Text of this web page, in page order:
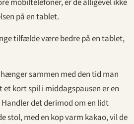
mobiltelefoner, er de alligevel ikke
på en tablet.
tilfælde være bedre på en tablet,
sammen med den tid man
et kort spil i middagspausen er en
det derimod om en lidt
stol, med en kop varm kakao, vil de